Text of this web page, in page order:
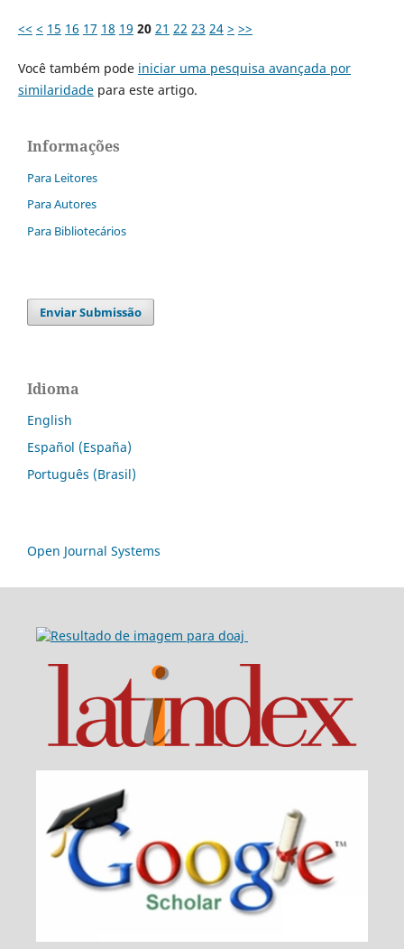
<< < 15 16 17 18 19 20 21 22 23 24 > >>
Você também pode iniciar uma pesquisa avançada por
similaridadepara este artigo.
Informações
Para Leitores
Para Autores
Para Bibliotecários
Enviar Submissão
Idioma
English
Español (España)
Português (Brasil)
Open Journal Systems